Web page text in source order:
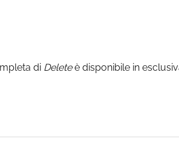
di Deleteè disponibile in